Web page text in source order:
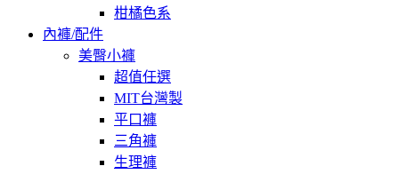
柑橘色系
內褲/配件
美臀小褲
超值任選
MIT台灣製
平口褲
三角褲
生理褲